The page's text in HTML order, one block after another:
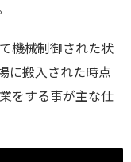
機械制御された状
に搬入された時点
をする事が主な仕